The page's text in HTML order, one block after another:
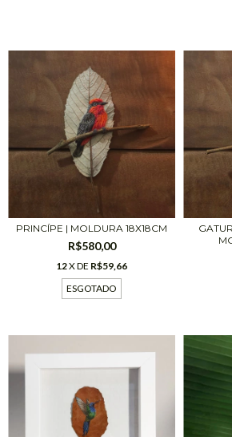
PRINCÍPE | MOLDURA 18X18CM
R$580,00
12X DE R$59,66
ESGOTADO